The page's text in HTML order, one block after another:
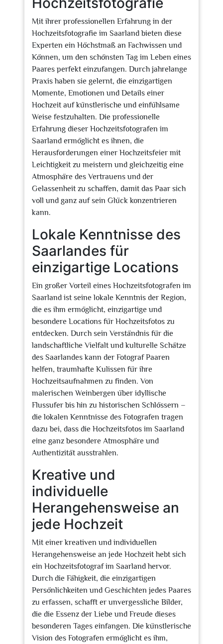
Mit ihrer professionellen Erfahrung in der
Hochzeitsfotografie im Saarland bieten diese
Experten ein Höchstmaß an Fachwissen und
Können, um den schönsten Tag im Leben eines
Paares perfekt einzufangen. Durch jahrelange
Praxis haben sie gelernt, die einzigartigen
Momente, Emotionen und Details einer
Hochzeit auf künstlerische und einfühlsame
Weise festzuhalten. Die professionelle
Erfahrung dieser Hochzeitsfotografen im
Saarland ermöglicht es ihnen, die
Herausforderungen einer Hochzeitsfeier mit
Leichtigkeit zu meistern und gleichzeitig eine
Atmosphäre des Vertrauens und der
Gelassenheit zu schaffen, damit das Paar sich
voll und ganz auf sein Glück konzentrieren
kann.
Lokale Kenntnisse des
Saarlandes für
einzigartige Locations
Ein großer Vorteil eines Hochzeitsfotografen im
Saarland ist seine lokale Kenntnis der Region,
die es ihm ermöglicht, einzigartige und
besondere Locations für Hochzeitsfotos zu
entdecken. Durch sein Verständnis für die
landschaftliche Vielfalt und kulturelle Schätze
des Saarlandes kann der Fotograf Paaren
helfen, traumhafte Kulissen für ihre
Hochzeitsaufnahmen zu finden. Von
malerischen Weinbergen über idyllische
Flussufer bis hin zu historischen Schlössern –
die lokalen Kenntnisse des Fotografen tragen
dazu bei, dass die Hochzeitsfotos im Saarland
eine ganz besondere Atmosphäre und
Authentizität ausstrahlen.
Kreative und
individuelle
Herangehensweise an
jede Hochzeit
Mit einer kreativen und individuellen
Herangehensweise an jede Hochzeit hebt sich
ein Hochzeitsfotograf im Saarland hervor.
Durch die Fähigkeit, die einzigartigen
Persönlichkeiten und Geschichten jedes Paares
zu erfassen, schafft er unvergessliche Bilder,
die die Essenz der Liebe und Freude dieses
besonderen Tages einfangen. Die künstlerische
Vision des Fotografen ermöglicht es ihm,